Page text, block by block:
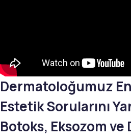
Dermatoloğumuz
Estetik Sorularını
Botoks, Eksozom ve